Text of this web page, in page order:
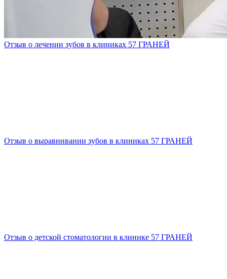
Отзыв о лечении зубов в клиниках 57 ГРАНЕЙ
Отзыв о выравнивании зубов в клиниках 57 ГРАНЕЙ
Отзыв о детской стоматологии в клинике 57 ГРАНЕЙ